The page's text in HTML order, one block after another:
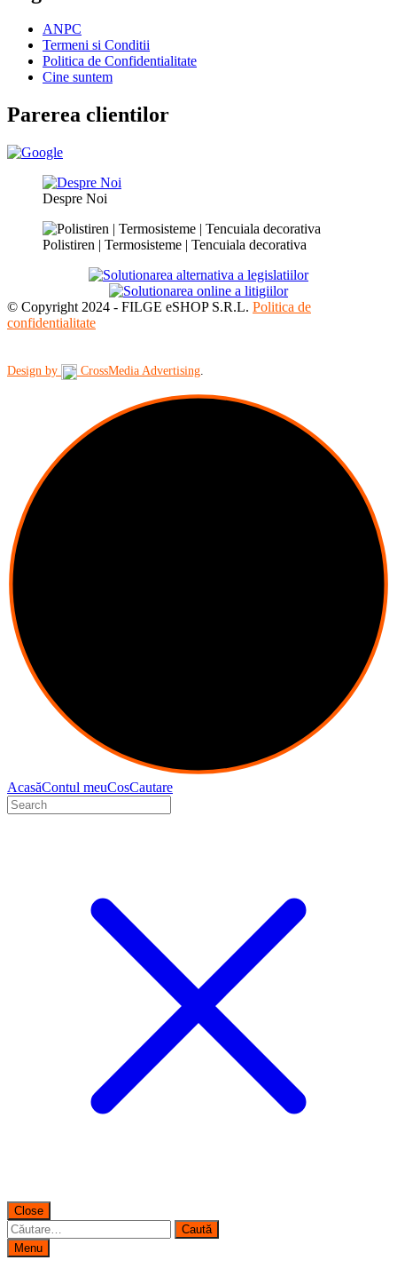
ANPC
Termeni si Conditii
Politica de Confidentialitate
Cine suntem
Parerea clientilor
Despre Noi
Polistiren | Termosisteme | Tencuiala decorativa
© Copyright 2024 - FILGE eSHOP S.R.L. Politica de
confidentialitate
Design by CrossMedia Advertising.
AcasăContul meuCosCautare
Close
Caută
după:
Menu